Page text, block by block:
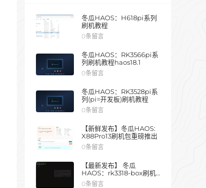
冬瓜HAOS：H618pi系列
刷机教程
0条留言
冬瓜HAOS：RK3566pi系
列刷机教程haos18.1
0条留言
冬瓜HAOS：RK3528pi系
列(pi=开发板)刷机教程
0条留言
【新鲜发布】冬瓜HAOS:
X88Pro13刷机包重磅推出
0条留言
【最新发布】 冬瓜
HAOS：rk3318-box刷机
教程
0条留言